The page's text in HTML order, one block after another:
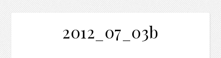
2012_07_03b